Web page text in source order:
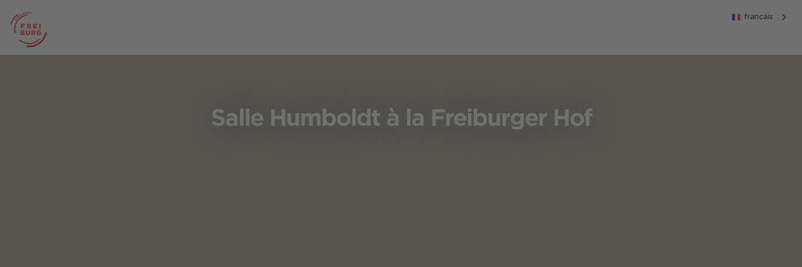
français
Salle Humboldt à la Freiburger Hof